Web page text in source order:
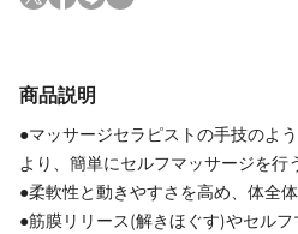
商品説明
●マッサージセラピストの手技のよ
より、簡単にセルフマッサージを行
●柔軟性と動きやすさを高め、体全
●筋膜リリース(解きほぐす)やセルフ